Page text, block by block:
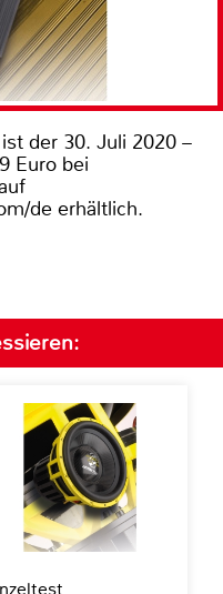
der 30. Juli 2020 –
Euro bei
de erhältlich.